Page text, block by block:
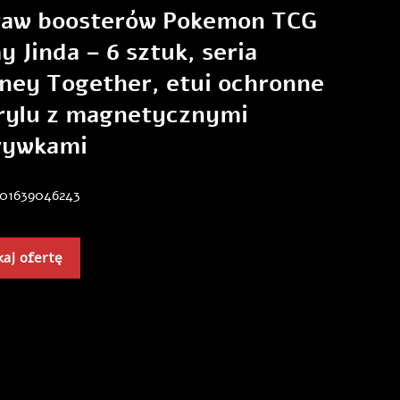
boosterów Pokemon TCG
Jinda – 6 sztuk, seria
Together, etui ochronne
z magnetycznymi
ofertę